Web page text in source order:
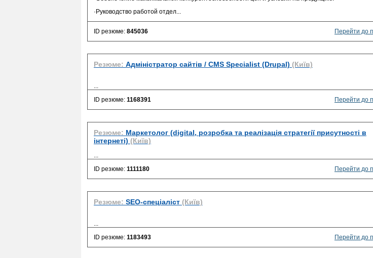
·Руководство работой отдел...
ID резюме: 845036 Перейти до
Резюме: Адміністратор сайтів / CMS Specialist (Drupal) (Київ)
...
ID резюме: 1168391 Перейти до
Резюме: Маркетолог (digital, розробка та реалізація стратегії присутності в
інтернеті) (Київ)
...
ID резюме: 1111180 Перейти до
Резюме: SEO-спеціаліст (Київ)
...
ID резюме: 1183493 Перейти до